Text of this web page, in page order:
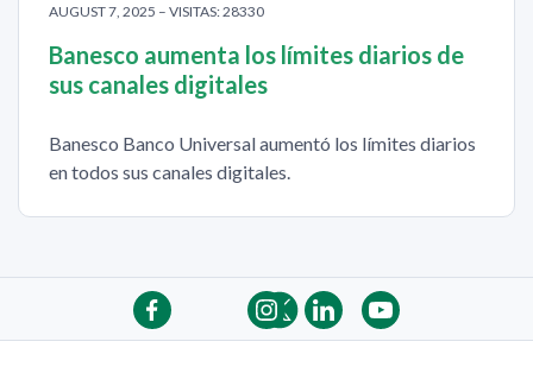
AUGUST 7, 2025 – VISITAS: 28330
Banesco aumenta los límites diarios de
sus canales digitales
Banesco Banco Universal aumentó los límites diarios
en todos sus canales digitales.